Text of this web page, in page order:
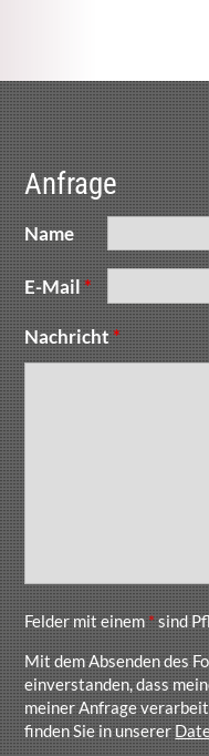
Anfrage
Name
E-Mail*
Nachricht*
Felder mit einem*sind
Mit dem Absenden des
einverstanden, dass
meiner Anfrage
finden Sie in unserer